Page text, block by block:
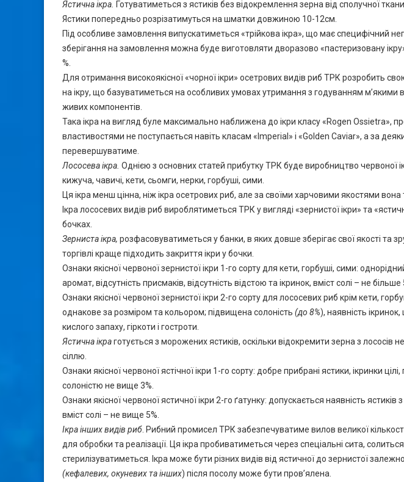
Ястична ікра. Готуватиметься з ястиків без відокремлення зерна від сполучної
Ястики попередньо розрізатимуться на шматки довжиною 10-12см.
Під особливе замовлення випускатиметься «трійкова ікра», що має специфічний
зберігання на замовлення можна буде виготовляти дворазово «пастеризовану ікру»
%.
Для отримання високоякісної «чорної ікри» осетрових видів риб ТРК розробить
на ікру, що базуватиметься на особливих умовах утримання з годуванням
живих компонентів.
Така ікра на вигляд буле максимально наближена до ікри класу «Rogen Ossietra»,
властивостями не поступається навіть класам «Imperial» і «Golden Caviar», а за
перевершуватиме.
Лососева ікра. Однією з основних статей прибутку ТРК буде виробництво червоної
кижуча, чавичі, кети, сьомги, нерки, горбуші, сими.
Ця ікра менш цінна, ніж ікра осетрових риб, але за своїми харчовими якостями
Ікра лососевих видів риб вироблятиметься ТРК у вигляді «зернистої ікри» та
бочках.
Зерниста ікра, розфасовуватиметься у банки, в яких довше зберігає свої якості та
торгівлі краще підходить закриття ікри у бочки.
Ознаки якісної червоної зернистої ікри 1-го сорту для кети, горбуші, сими:
аромат, відсутність присмаків, відсутність відстою та ікринок, вміст солі – не більше
Ознаки якісної червоної зернистої ікри 2-го сорту для лососевих риб крім кети,
однакове за розміром та кольором; підвищена солоність (до 8%), наявність
кислого запаху, гіркоти і гостроти.
Ястична ікраготується з морожених ястиків, оскільки відокремити зерна з лососів
сіллю.
Ознаки якісної червоної ястічної ікри 1-го сорту: добре прибрані ястики, ікринки
солоністю не вище 3%.
Ознаки якісної червоної ястичної ікри 2-го ґатунку: допускається наявність
вміст солі – не вище 5%.
Ікра інших видів риб . Рибний промисел ТРК забезпечуватиме вилов великої
для обробки та реалізації. Ця ікра пробиватиметься через спеціальні сита, солиться
стерилізуватиметься. Ікра може бути різних видів від ястичної до зернистої
(кефалевих, окуневих та інших) після посолу може бути пров’ялена.